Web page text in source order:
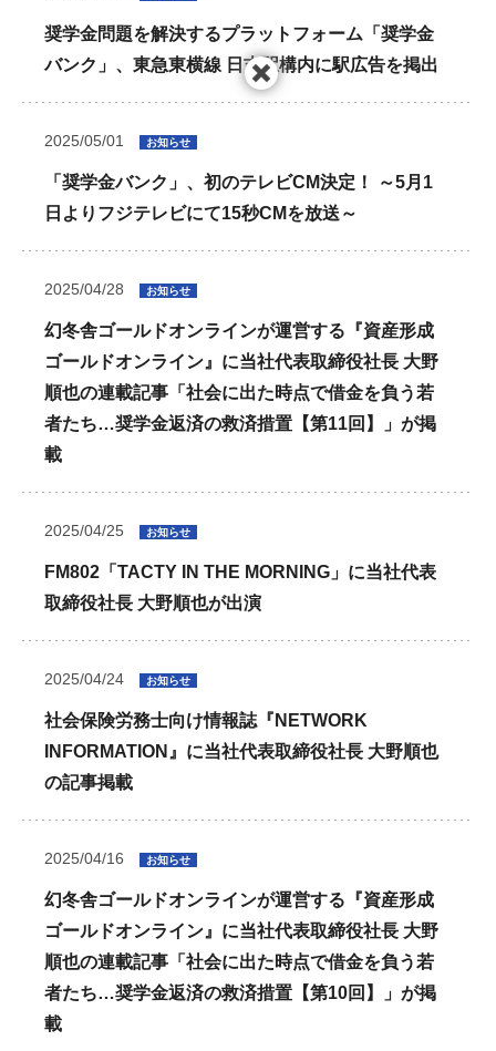
奨学金問題を解決するプラットフォーム「奨学金
バンク」、東急東横線 日吉駅構内に駅広告を掲出
2025/05/01 お知らせ
「奨学金バンク」、初のテレビCM決定！ ～5月1
日よりフジテレビにて15秒CMを放送～
2025/04/28 お知らせ
幻冬舎ゴールドオンラインが運営する『資産形成
ゴールドオンライン』に当社代表取締役社長 大野
順也の連載記事「社会に出た時点で借金を負う若
者たち…奨学金返済の救済措置【第11回】」が掲
載
2025/04/25 お知らせ
FM802「TACTY IN THE MORNING」に当社代表
取締役社長 大野順也が出演
2025/04/24 お知らせ
社会保険労務士向け情報誌『NETWORK
INFORMATION』に当社代表取締役社長 大野順也
の記事掲載
2025/04/16 お知らせ
幻冬舎ゴールドオンラインが運営する『資産形成
ゴールドオンライン』に当社代表取締役社長 大野
順也の連載記事「社会に出た時点で借金を負う若
者たち…奨学金返済の救済措置【第10回】」が掲
載